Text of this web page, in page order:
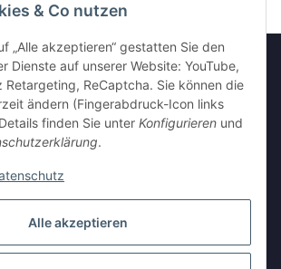
Alle akzeptieren
& Co nutzen
„Alle akzeptieren“ gestatten Sie den
Dienste auf unserer Website: YouTube,
Retargeting, ReCaptcha. Sie können die
ändern (Fingerabdruck-Icon links
finden Sie unter Konfigurieren und
.
Vertrag widerrufen